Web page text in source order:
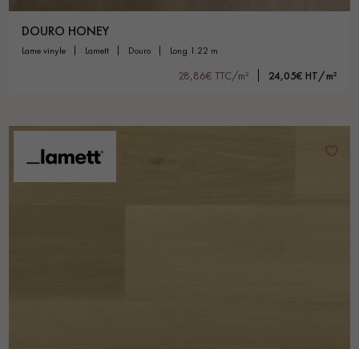
DOURO HONEY
lame vinyle lamett douro long 1.22 m
28,86€ TTC/m² 24,05€ HT/m²